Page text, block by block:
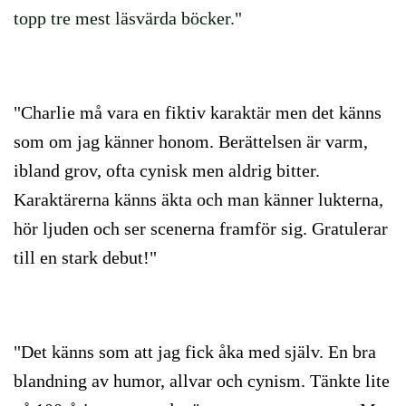
topp tre mest läsvärda böcker."
"Charlie må vara en fiktiv karaktär men det känns
som om jag känner honom. Berättelsen är varm,
ibland grov, ofta cynisk men aldrig bitter.
Karaktärerna känns äkta och man känner lukterna,
hör ljuden och ser scenerna framför sig. Gratulerar
till en stark debut!"
"Det känns som att jag fick åka med själv. En bra
blandning av humor, allvar och cynism. Tänkte lite